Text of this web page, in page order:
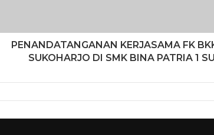
PENANDATANGANAN KERJASAMA FK
SUKOHARJO DI SMK BINA PATRIA 1